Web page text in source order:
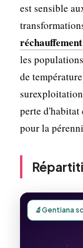
est sensible
les
de
perte d'habitat
pour la